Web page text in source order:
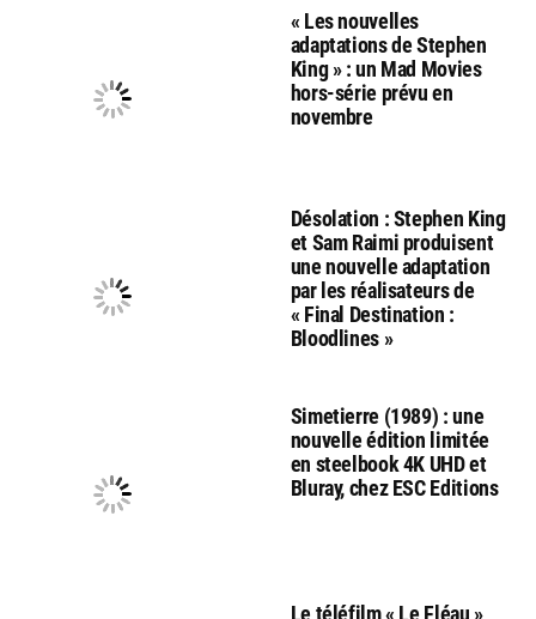
« Les nouvelles
adaptations de Stephen
King » : un Mad Movies
hors-série prévu en
novembre
Désolation : Stephen King
et Sam Raimi produisent
une nouvelle adaptation
par les réalisateurs de
« Final Destination :
Bloodlines »
Simetierre (1989) : une
nouvelle édition limitée
en steelbook 4K UHD et
Bluray, chez ESC Editions
Le téléfilm « Le Fléau »